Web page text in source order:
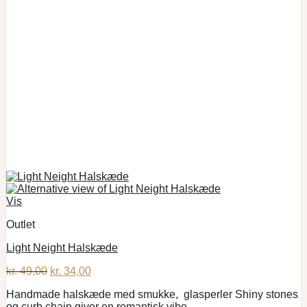
Vis
Outlet
Light Neight Halskæde
kr.49,00 Den
pris
kr. 34,00Den
pris
Handmade halskæde med smukke, glasperler Shiny stones